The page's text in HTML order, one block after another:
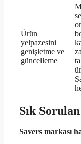
Ürün
yelpazesini
genişletme ve
güncelleme
Sık
Savers markası